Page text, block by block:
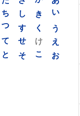
い
う
え
お
き
く
け
こ
し
す
せ
そ
ち
つ
て
と